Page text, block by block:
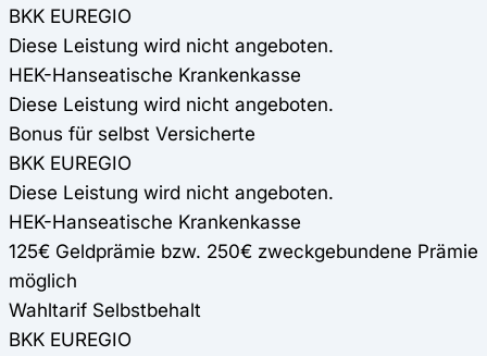
BKK EUREGIO
Diese Leistung wird nicht angeboten.
HEK-Hanseatische Krankenkasse
Diese Leistung wird nicht angeboten.
Bonus für selbst Versicherte
BKK EUREGIO
Diese Leistung wird nicht angeboten.
HEK-Hanseatische Krankenkasse
125€ Geldprämie bzw. 250€ zweckgebundene Prämie
möglich
Wahltarif Selbstbehalt
BKK EUREGIO